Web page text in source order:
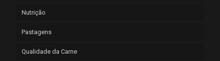
Nutrição
Pastagens
Qualidade da Carne